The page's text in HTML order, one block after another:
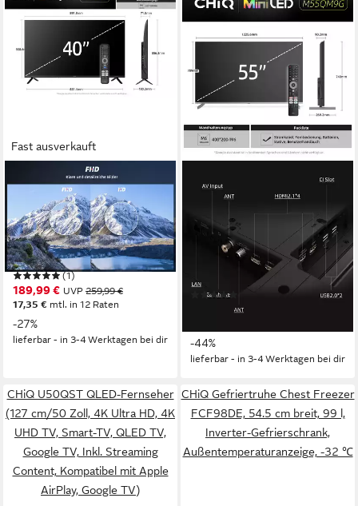
Fast ausverkauft
L40FT LED-Fernseher
100 cm/40 Zoll Diagonale
LED Bildschirmtechnologie
Full HD(1920*1080) Auflösung
Produktdatenblatt
(1)
189,99 € UVP 259,99 €
17,35 € mtl. in 12 Raten
-27%
lieferbar - in 3-4 Werktagen bei dir
M55QN9G Mini-LED-
139 cm/55 Zoll
Diagonale
QLED mini Bildschirmtechnologie
Auflösung
Produktdatenblatt
ab 449,99 €
-44%
lieferbar - in 3-4 Werktagen bei dir
CHiQ U50QST QLED-Fernseher
(127 cm/50 Zoll, 4K Ultra HD, 4K
UHD TV, Smart-TV, QLED TV,
Google TV, Inkl. Streaming
Content, Kompatibel mit Apple
AirPlay, Google TV)
CHiQ Gefriertruhe Chest Freezer
FCF98DE, 54.5 cm breit, 99 l,
Inverter-Gefrierschrank,
Außentemperaturanzeige, -32 ℃